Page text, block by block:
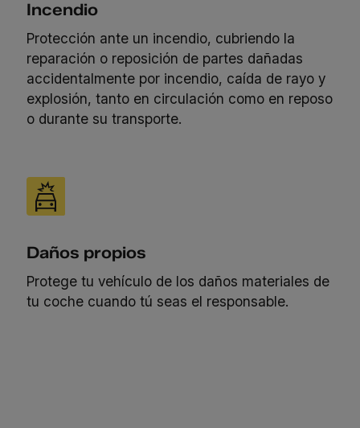
Incendio
Protección ante un incendio, cubriendo la
reparación o reposición de partes dañadas
accidentalmente por incendio, caída de rayo y
explosión, tanto en circulación como en reposo
o durante su transporte.
Daños propios
Protege tu vehículo de los daños materiales de
tu coche cuando tú seas el responsable.